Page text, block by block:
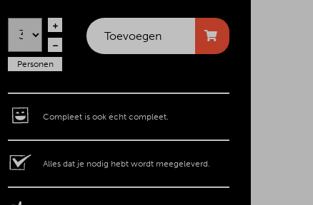
Personen
Toevoegen
Compleet is ook écht compleet.
Alles dat je nodig hebt wordt meegeleverd.